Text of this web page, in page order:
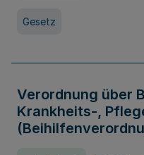
Gesetz
Verordnung über
Krankheits-,